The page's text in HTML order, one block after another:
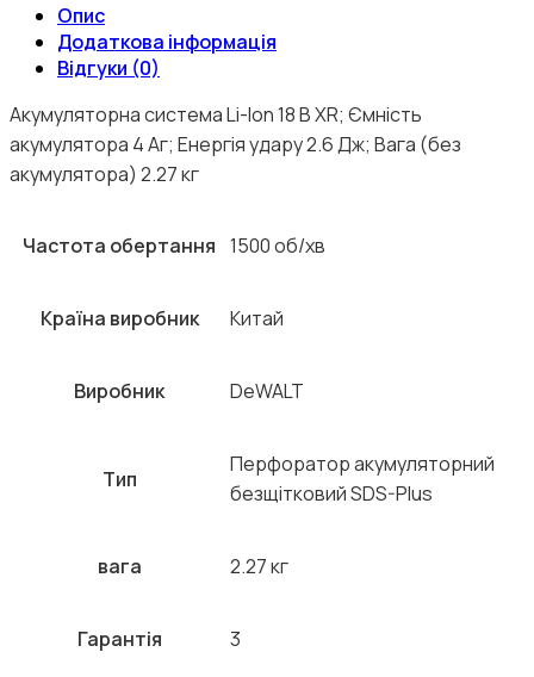
Опис
Додаткова інформація
Відгуки (0)
Акумуляторна система Li-Ion 18 В XR; Ємність
акумулятора 4 Аг; Енергія удару 2.6 Дж; Вага (без
акумулятора) 2.27 кг
Частота обертання 1500 об/хв
Країна виробник Китай
Виробник DeWALT
Тип
Перфоратор акумуляторний
безщітковий SDS-Plus
вага 2.27 кг
Гарантія 3